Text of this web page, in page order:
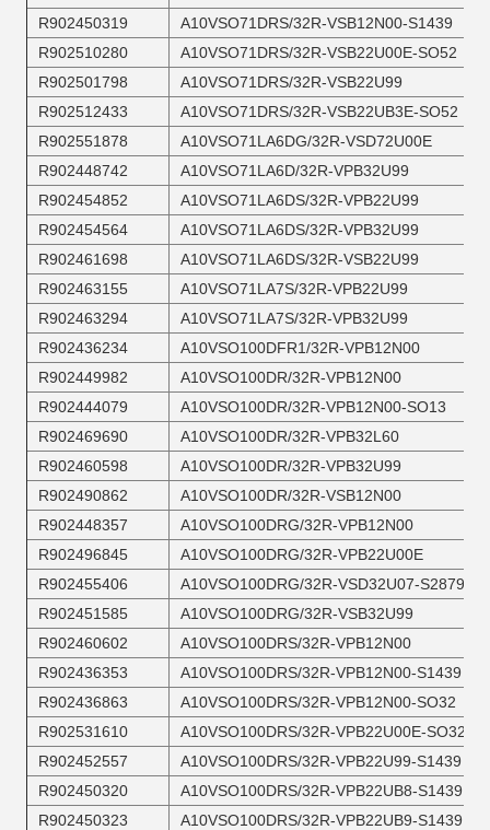
R902450319
A10VSO71DRS/32R-VSB12N00-S1439
R902510280
A10VSO71DRS/32R-VSB22U00E-SO52
R902501798
A10VSO71DRS/32R-VSB22U99
R902512433
A10VSO71DRS/32R-VSB22UB3E-SO52
R902551878
A10VSO71LA6DG/32R-VSD72U00E
R902448742
A10VSO71LA6D/32R-VPB32U99
R902454852
A10VSO71LA6DS/32R-VPB22U99
R902454564
A10VSO71LA6DS/32R-VPB32U99
R902461698
A10VSO71LA6DS/32R-VSB22U99
R902463155
A10VSO71LA7S/32R-VPB22U99
R902463294
A10VSO71LA7S/32R-VPB32U99
R902436234
A10VSO100DFR1/32R-VPB12N00
R902449982
A10VSO100DR/32R-VPB12N00
R902444079
A10VSO100DR/32R-VPB12N00-SO13
R902469690
A10VSO100DR/32R-VPB32L60
R902460598
A10VSO100DR/32R-VPB32U99
R902490862
A10VSO100DR/32R-VSB12N00
R902448357
A10VSO100DRG/32R-VPB12N00
R902496845
A10VSO100DRG/32R-VPB22U00E
R902455406
A10VSO100DRG/32R-VSD32U07-S2879
R902451585
A10VSO100DRG/32R-VSB32U99
R902460602
A10VSO100DRS/32R-VPB12N00
R902436353
A10VSO100DRS/32R-VPB12N00-S1439
R902436863
A10VSO100DRS/32R-VPB12N00-SO32
R902531610
A10VSO100DRS/32R-VPB22U00E-SO32
R902452557
A10VSO100DRS/32R-VPB22U99-S1439
R902450320
A10VSO100DRS/32R-VPB22UB8-S1439
R902450323
A10VSO100DRS/32R-VPB22UB9-S1439